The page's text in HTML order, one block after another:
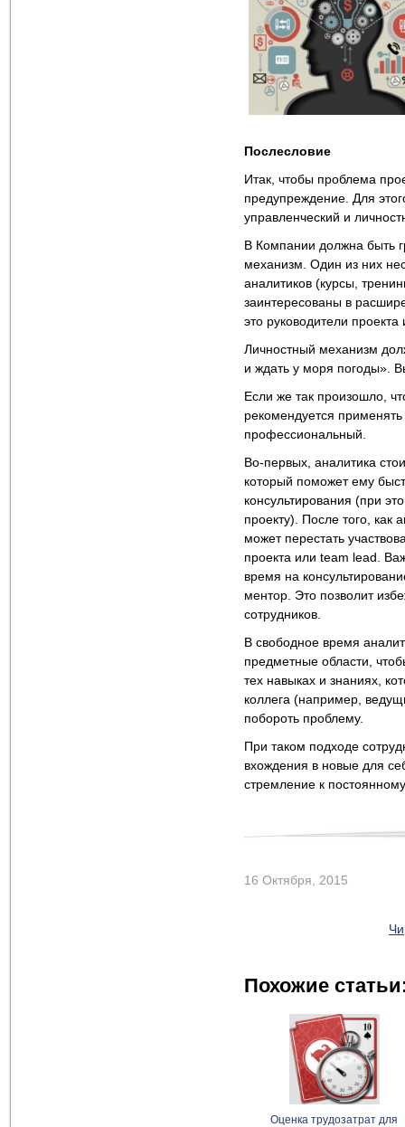
Послесловие
Итак, чтобы проблема
предупреждение. Для
управленческий и
В Компании должна быть
механизм. Один из них
аналитиков (курсы,
заинтересованы в
это руководители
Личностный механизм
и ждать у моря погоды».
Если же так произошло,
рекомендуется
профессиональный.
Во-первых, аналитика
который поможет ему
консультирования (при
проекту). После того, как
может перестать
проекта или team lead.
время на
ментор. Это позволит
сотрудников.
В свободное время
предметные области,
тех навыках и знаниях,
коллега (например,
побороть проблему.
При таком подходе
вхождения в новые для
стремление к
16 Октября, 2015
Похожие
Оценка трудозатрат для